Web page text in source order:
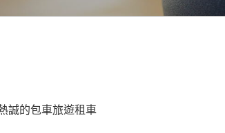
誠的包車旅遊租車